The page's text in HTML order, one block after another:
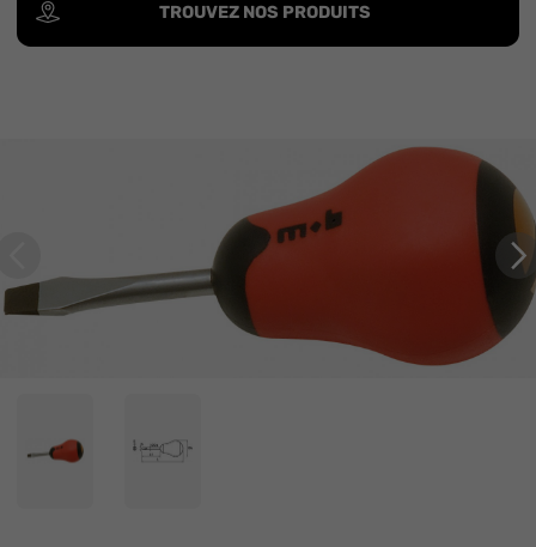
TROUVEZ NOS PRODUITS